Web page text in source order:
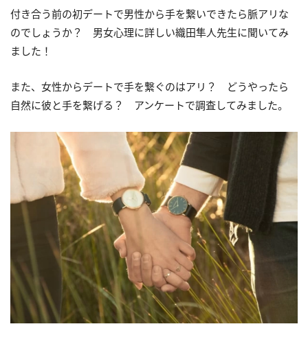
付き合う前の初デートで男性から手を繋いできたら脈アリな
のでしょうか？ 男女心理に詳しい織田隼人先生に聞いてみ
ました！
また、女性からデートで手を繋ぐのはアリ？ どうやったら
自然に彼と手を繋げる？ アンケートで調査してみました。